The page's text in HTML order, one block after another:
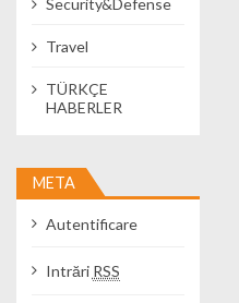
Travel
TÜRKÇE
HABERLER
META
Autentificare
Intrări RSS